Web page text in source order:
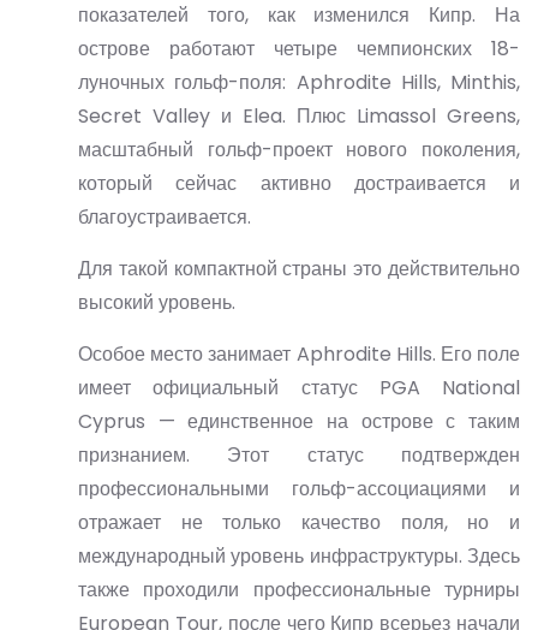
показателей того, как изменился Кипр. На
острове работают четыре чемпионских 18-
луночных гольф-поля: Aphrodite Hills, Minthis,
Secret Valley и Elea. Плюс Limassol Greens,
масштабный гольф-проект нового поколения,
который сейчас активно достраивается и
благоустраивается.
Для такой компактной страны это действительно
высокий уровень.
Особое место занимает Aphrodite Hills. Его поле
имеет официальный статус PGA National
Cyprus — единственное на острове с таким
признанием. Этот статус подтвержден
профессиональными гольф-ассоциациями и
отражает не только качество поля, но и
международный уровень инфраструктуры. Здесь
также проходили профессиональные турниры
European Tour, после чего Кипр всерьез начали